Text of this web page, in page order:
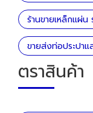
ร้านขายเหล็กแผ่น
ขายส่งท่อประปา
ตราสินค้า